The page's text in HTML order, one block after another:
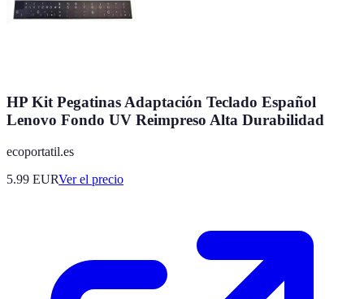
HP Kit Pegatinas Adaptación Teclado Español
Lenovo Fondo UV Reimpreso Alta Durabilidad
ecoportatil.es
5.99 EURVer el precio